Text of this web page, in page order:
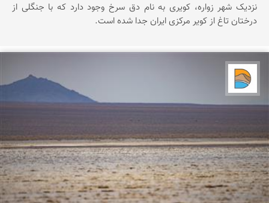
نزدیک شهر زواره، کویری به نام دق سرخ وجود دارد که با جنگلی از
درختان تاغ از کویر مرکزی ایران جدا شده است.